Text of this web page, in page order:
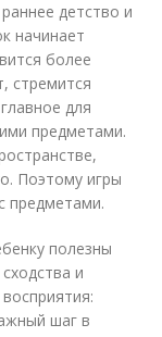
детство и
начинает
более
стремится
для
предметами.
Поэтому игры
предметами.
полезны
и
шаг в